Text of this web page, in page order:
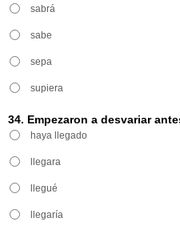
sabrá
sabe
sepa
supiera
34. Empezaron a desvariar
haya llegado
llegara
llegué
llegaría